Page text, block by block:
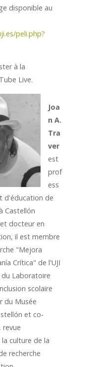
disponible au
peli.php?
à la
Live.
Joa
n A.
Tra
ver
est
prof
ess
d'éducation de
Castellón
docteur en
il est membre
"Mejora
Crítica" de l'UJI
du Laboratoire
scolaire
du Musée
et co-
, revue
culture de la
recherche